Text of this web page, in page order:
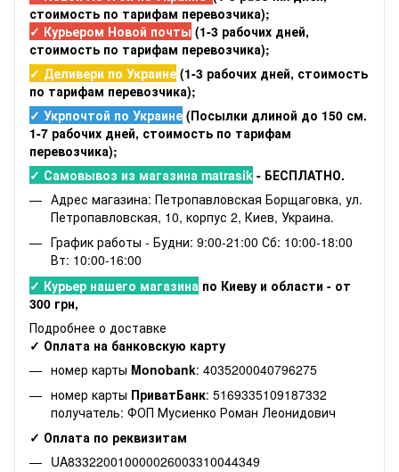
стоимость по тарифам перевозчика);
✓ Курьером Новой почты (1-3 рабочих дней,
стоимость по тарифам перевозчика);
✓ Деливери по Украине (1-3 рабочих дней, стоимость
по тарифам перевозчика);
✓ Укрпочтой по Украине (Посылки длиной до 150 см.
1-7 рабочих дней, стоимость по тарифам
перевозчика);
✓ Самовывоз из магазина matrasik - БЕСПЛАТНО.
Адрес магазина: Петропавловская Борщаговка, ул.
Петропавловская, 10, корпус 2, Киев, Украина.
График работы - Будни: 9:00-21:00 Сб: 10:00-18:00
Вт: 10:00-16:00
✓ Курьер нашего магазина по Киеву и области - от
300 грн,
Подробнее о доставке
✓ Оплата на банковскую карту
номер карты Monobank: 4035200040796275
номер карты ПриватБанк: 5169335109187332
получатель: ФОП Мусиенко Роман Леонидович
✓ Оплата по реквизитам
UA833220010000026003310044349